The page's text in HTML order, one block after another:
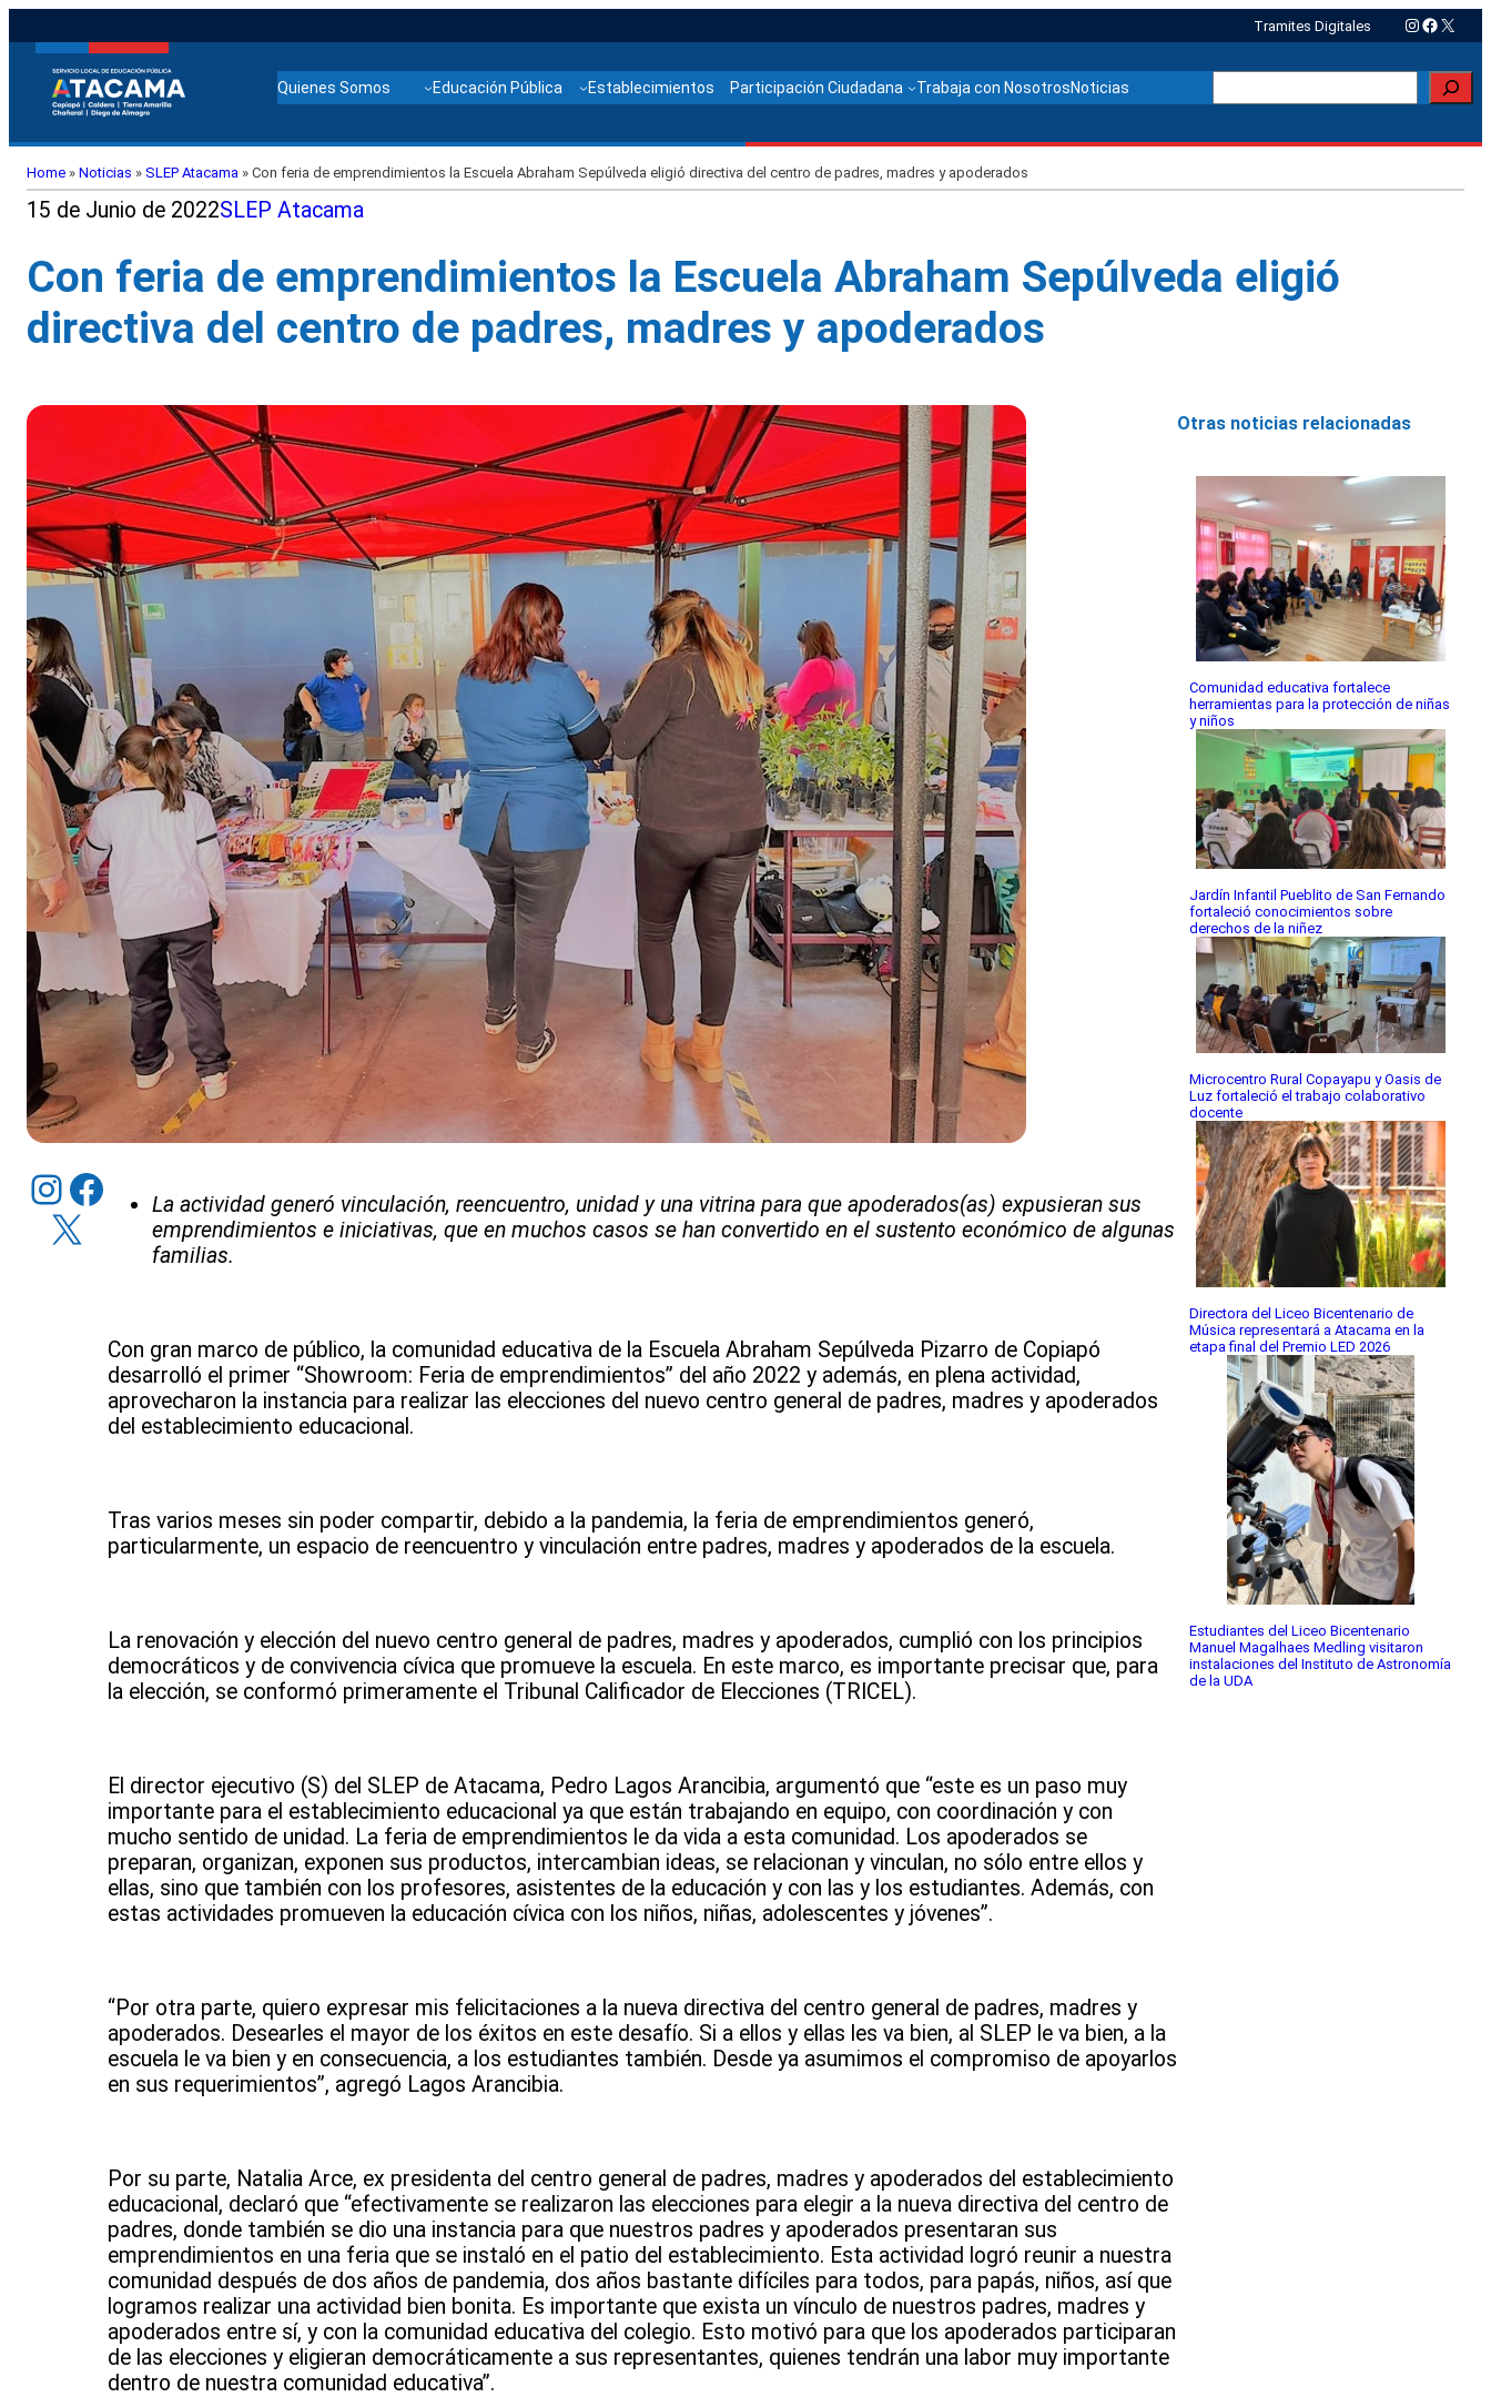
Tramites Digitales Instagram
X
Quienes Somos Educación Pública Establecimientos Participación Ciudadana Trabaja con NosotrosNoticias
Home » Noticias » SLEP Atacama » Con feria de emprendimientos la Escuela Abraham Sepúlveda eligió directiva del centro de padres, madres y apoderados
15 de Junio de 2022SLEP Atacama
Con feria de emprendimientos la Escuela Abraham Sepúlveda eligió
directiva del centro de padres, madres y apoderados
Instagram Facebook
X
La actividad generó vinculación, reencuentro, unidad y una vitrina para que apoderados(as) expusieran sus
emprendimientos e iniciativas, que en muchos casos se han convertido en el sustento económico de algunas
familias.
Con gran marco de público, la comunidad educativa de la Escuela Abraham Sepúlveda Pizarro de Copiapó
desarrolló el primer “Showroom: Feria de emprendimientos” del año 2022 y además, en plena actividad,
aprovecharon la instancia para realizar las elecciones del nuevo centro general de padres, madres y apoderados
del establecimiento educacional.
Tras varios meses sin poder compartir, debido a la pandemia, la feria de emprendimientos generó,
particularmente, un espacio de reencuentro y vinculación entre padres, madres y apoderados de la escuela.
La renovación y elección del nuevo centro general de padres, madres y apoderados, cumplió con los principios
democráticos y de convivencia cívica que promueve la escuela. En este marco, es importante precisar que, para
la elección, se conformó primeramente el Tribunal Calificador de Elecciones (TRICEL).
El director ejecutivo (S) del SLEP de Atacama, Pedro Lagos Arancibia, argumentó que “este es un paso muy
importante para el establecimiento educacional ya que están trabajando en equipo, con coordinación y con
mucho sentido de unidad. La feria de emprendimientos le da vida a esta comunidad. Los apoderados se
preparan, organizan, exponen sus productos, intercambian ideas, se relacionan y vinculan, no sólo entre ellos y
ellas, sino que también con los profesores, asistentes de la educación y con las y los estudiantes. Además, con
estas actividades promueven la educación cívica con los niños, niñas, adolescentes y jóvenes”.
“Por otra parte, quiero expresar mis felicitaciones a la nueva directiva del centro general de padres, madres y
apoderados. Desearles el mayor de los éxitos en este desafío. Si a ellos y ellas les va bien, al SLEP le va bien, a la
escuela le va bien y en consecuencia, a los estudiantes también. Desde ya asumimos el compromiso de apoyarlos
en sus requerimientos”, agregó Lagos Arancibia.
Por su parte, Natalia Arce, ex presidenta del centro general de padres, madres y apoderados del establecimiento
educacional, declaró que “efectivamente se realizaron las elecciones para elegir a la nueva directiva del centro de
padres, donde también se dio una instancia para que nuestros padres y apoderados presentaran sus
emprendimientos en una feria que se instaló en el patio del establecimiento. Esta actividad logró reunir a nuestra
comunidad después de dos años de pandemia, dos años bastante difíciles para todos, para papás, niños, así que
logramos realizar una actividad bien bonita. Es importante que exista un vínculo de nuestros padres, madres y
apoderados entre sí, y con la comunidad educativa del colegio. Esto motivó para que los apoderados participaran
de las elecciones y eligieran democráticamente a sus representantes, quienes tendrán una labor muy importante
dentro de nuestra comunidad educativa”.
Otras noticias relacionadas
Comunidad educativa fortalece
herramientas para la protección de niñas
y niños
Jardín Infantil Pueblito de San Fernando
fortaleció conocimientos sobre
derechos de la niñez
Microcentro Rural Copayapu y Oasis de
Luz fortaleció el trabajo colaborativo
docente
Directora del Liceo Bicentenario de
Música representará a Atacama en la
etapa final del Premio LED 2026
Estudiantes del Liceo Bicentenario
Manuel Magalhaes Medling visitaron
instalaciones del Instituto de Astronomía
de la UDA